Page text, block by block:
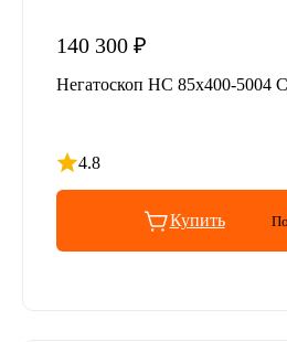
140 300 ₽
Негатоскоп НС 85х400-5004
4.8
Рейтинг 4.8 из 5
Купить